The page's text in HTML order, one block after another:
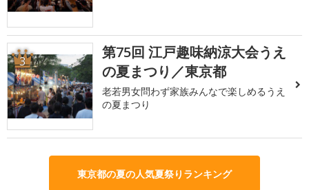
3
第75回 江戸趣味納涼大会うえ
の夏まつり／東京都
老若男女問わず家族みんなで楽しめるうえ
の夏まつり
東京都の夏の人気夏祭りランキング